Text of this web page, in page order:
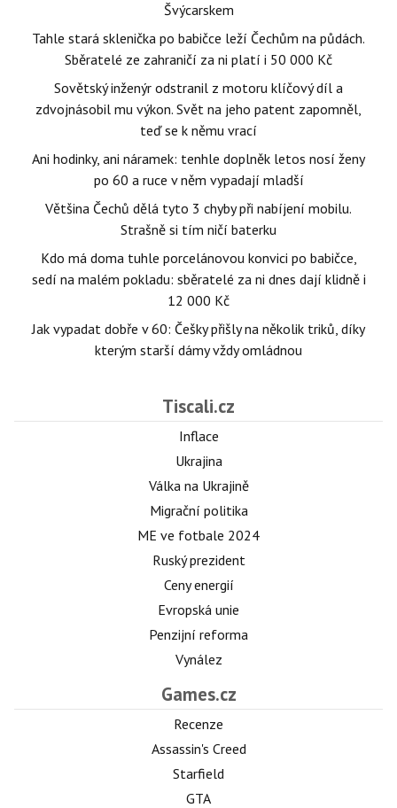
Švýcarskem
Tahle stará sklenička po babičce leží Čechům na půdách.
Sběratelé ze zahraničí za ni platí i 50 000 Kč
Sovětský inženýr odstranil z motoru klíčový díl a
zdvojnásobil mu výkon. Svět na jeho patent zapomněl,
teď se k němu vrací
Ani hodinky, ani náramek: tenhle doplněk letos nosí ženy
po 60 a ruce v něm vypadají mladší
Většina Čechů dělá tyto 3 chyby při nabíjení mobilu.
Strašně si tím ničí baterku
Kdo má doma tuhle porcelánovou konvici po babičce,
sedí na malém pokladu: sběratelé za ni dnes dají klidně i
12 000 Kč
Jak vypadat dobře v 60: Češky přišly na několik triků, díky
kterým starší dámy vždy omládnou
Tiscali.cz
Inflace
Ukrajina
Válka na Ukrajině
Migrační politika
ME ve fotbale 2024
Ruský prezident
Ceny energií
Evropská unie
Penzijní reforma
Vynález
Games.cz
Recenze
Assassin's Creed
Starfield
GTA